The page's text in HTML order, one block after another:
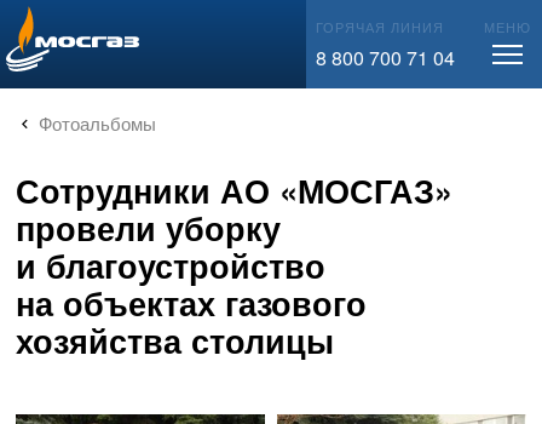
info@mos-gaz.ru ГОРЯЧАЯ ЛИНИЯ
8 800 700 71 04
МЕНЮ
Фотоальбомы
Сотрудники АО «МОСГАЗ»
провели уборку
и благоустройство
на объектах газового
хозяйства столицы